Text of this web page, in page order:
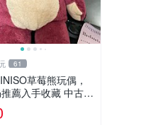
61
草莓熊玩偶，
薦入手收藏 中古 M
草莓熊 玩具 收藏